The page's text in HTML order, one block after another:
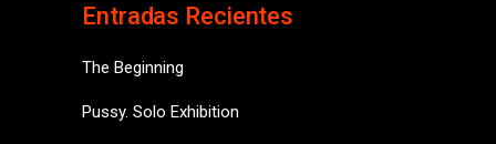
Entradas Recientes
The Beginning
Pussy. Solo Exhibition